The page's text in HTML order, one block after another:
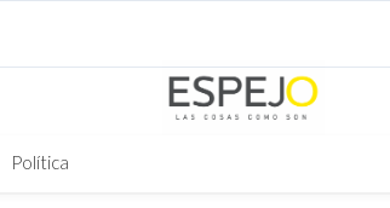
Política